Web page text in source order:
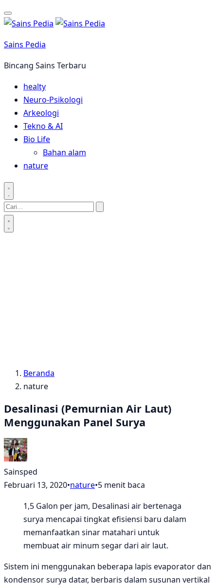
Langsung
ke
Sains Pedia
Bincang Sains Terbaru
healty
Neuro-Psikologi
Arkeologi
Tekno & AI
Bio Life
Bahan alam
nature
Beranda
nature
Desalinasi (Pemurnian Air Laut)
Menggunakan Panel Surya
Sainsped
Februari 13, 2020•nature•5 menit baca
1,5 Galon per jam, Desalinasi air bertenaga
surya mencapai tingkat efisiensi baru dalam
memanfaatkan sinar matahari untuk
membuat air minum segar dari air laut.
Sistem ini menggunakan beberapa lapis evaporator dan
kondensor surya datar, berbaris dalam susunan vertikal